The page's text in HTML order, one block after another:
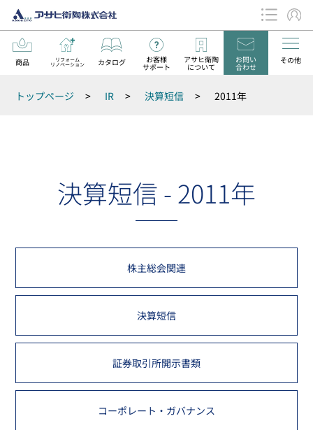
商品 リフォーム
リノベーション カタログ お客様
サポート
アサヒ衛陶
について
お問い
合わせ
その他
データダウンロード
トップページ > IR > 決算短信 > 2011年
決算短信 - 2011年
株主総会関連
決算短信
証券取引所開示書類
コーポレート・ガバナンス